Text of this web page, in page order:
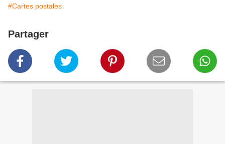
#Cartes postales
Partager